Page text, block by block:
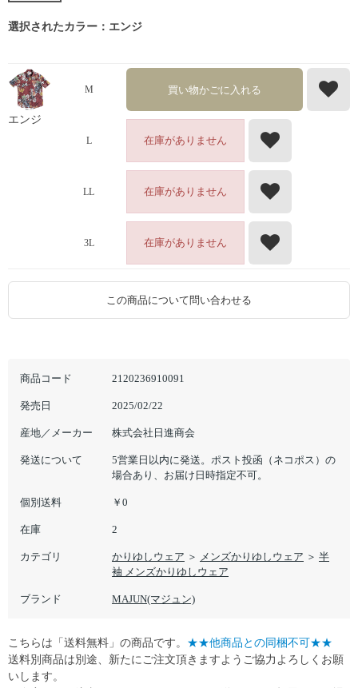
商品コード 2120236910091
発売日 2025/02/22
産地／メーカー 株式会社日進商会
発送について
5営業日以内に発送。ポスト投函（ネコポス）の
場合あり、お届け日時指定不可。
個別送料 ￥0
在庫 2
カテゴリ かりゆしウェア ＞ メンズかりゆしウェア ＞ 半
袖 メンズかりゆしウェア
ブランド MAJUN(マジュン)
選択されたカラー：エンジ
エンジ
M 買い物かごに入れる
L 在庫がありません
LL 在庫がありません
3L 在庫がありません
この商品について問い合わせる
こちらは「送料無料」の商品です。 ★★他商品との同梱不可★★
送料別商品は別途、新たにご注文頂きますようご協力よろしくお願
いします。